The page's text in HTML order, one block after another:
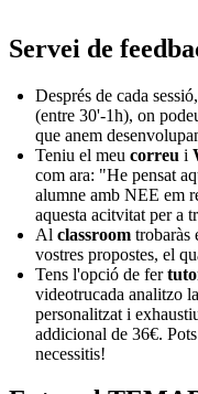
Servei de
Després de cada
(entre 30'-1h), on
que anem
Teniu el meu correu i
com ara: "He pensat
alumne amb NEE em
aquesta acitvitat per a
Al classroom trobaràs
vostres propostes, el
Tens l'opció de fer
videotrucada analitzo
personalitzat i
addicional de 36€.
necessitis!